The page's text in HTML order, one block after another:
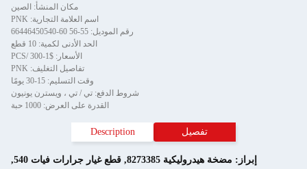
مكان المنشأ: الصين
اسم العلامة التجارية: PNK
رقم الموديل: 55-56 60-66446450540
الحد الأدنى لكمية: 10 قطع
الأسعار: $1-300 /PCS
تفاصيل التغليف: PNK
وقت التسليم: 15-30 يومًا
شروط الدفع: تي / تي ، ويسترن يونيون
القدرة على العرض: 1000 حبة
تفصيل Description
إبراز: مضخة هيدروليكية 8273385 , قطع غيار جرارات فيات 540
,